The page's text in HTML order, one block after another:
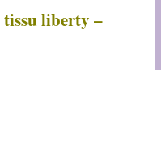
tissu liberty –